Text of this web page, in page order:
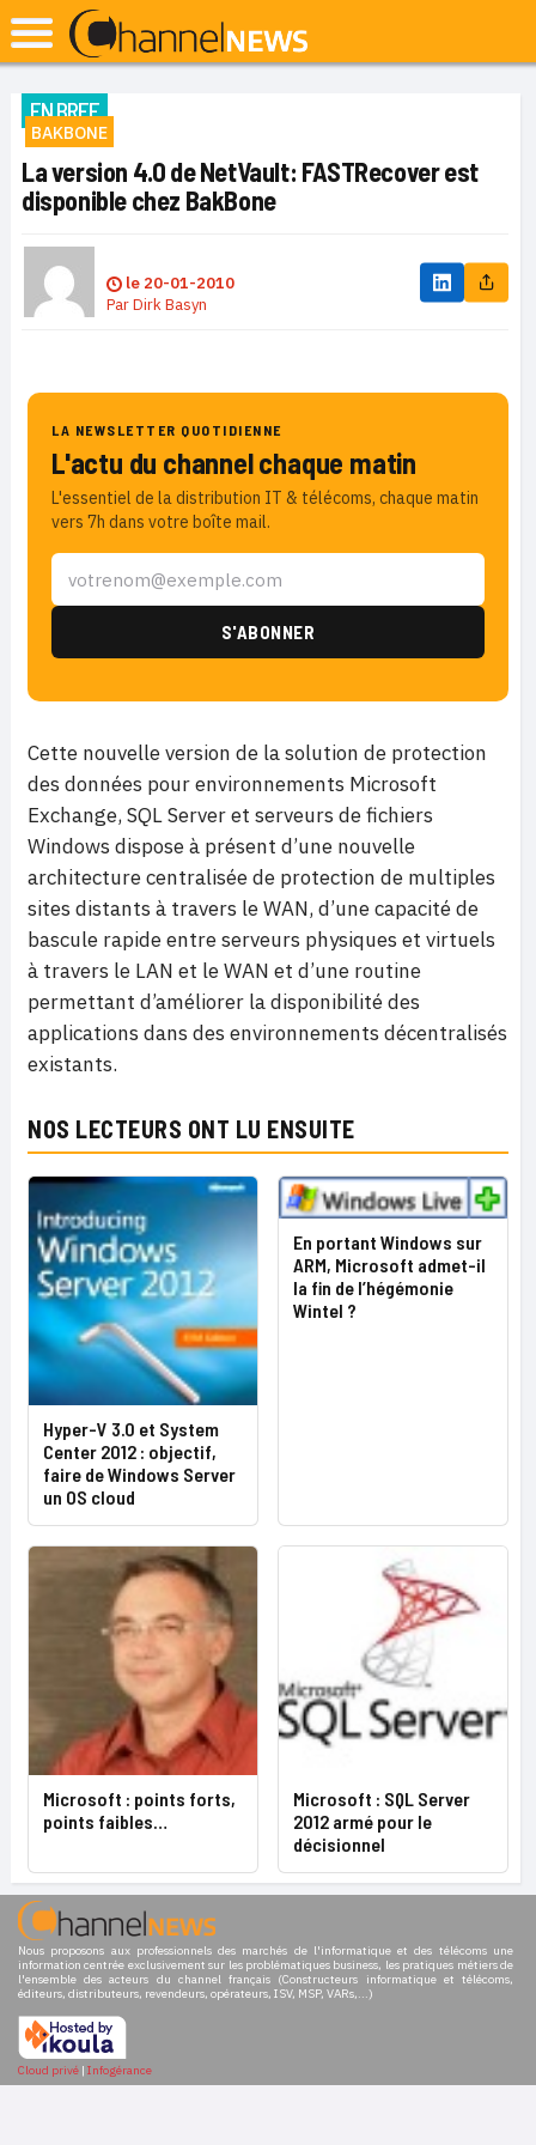
EN BREF
BAKBONE
La version 4.0 de NetVault: FASTRecover est
disponible chez BakBone
le 20-01-2010
ParDirk Basyn
LA NEWSLETTER QUOTIDIENNE
L'actu du channel chaque matin
L'essentiel de la distribution IT & télécoms, chaque matin
vers 7h dans votre boîte mail.
Cette nouvelle version de la solution de protection
des données pour environnements Microsoft
Exchange, SQL Server et serveurs de fichiers
Windows dispose à présent d’une nouvelle
architecture centralisée de protection de multiples
sites distants à travers le WAN, d’une capacité de
bascule rapide entre serveurs physiques et virtuels
à travers le LAN et le WAN et d’une routine
permettant d’améliorer la disponibilité des
applications dans des environnements décentralisés
existants.
NOS LECTEURS ONT LU ENSUITE
Hyper-V 3.0 et System
Center 2012 : objectif,
faire de Windows Server
un OS cloud
En portant Windows sur
ARM, Microsoft admet-il
la fin de l’hégémonie
Wintel ?
Microsoft : points forts,
points faibles…
Microsoft : SQL Server
2012 armé pour le
décisionnel
Nous proposons aux professionnels des marchés de l'informatique et des télécoms une
information centrée exclusivement sur les problématiques business, les pratiques métiers de
l'ensemble des acteurs du channel français (Constructeurs informatique et télécoms,
éditeurs, distributeurs, revendeurs, opérateurs, ISV, MSP, VARs,...)
Cloud privé | Infogérance